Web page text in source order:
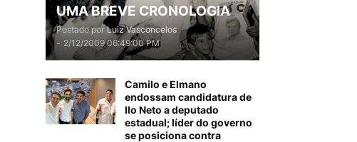
UMA BREVE CRONOLOGIA
Postado por Luiz Vasconcelos
- 2/12/2009 06:49:00 PM
Camilo e Elmano
endossam candidatura de
Ilo Neto a deputado
estadual; líder do governo
se posiciona contra